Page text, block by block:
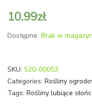
10.99zł
Dostępne: Brak w
SKU: 520-00053
Categories: Rośliny
Tags: Rośliny lubiące